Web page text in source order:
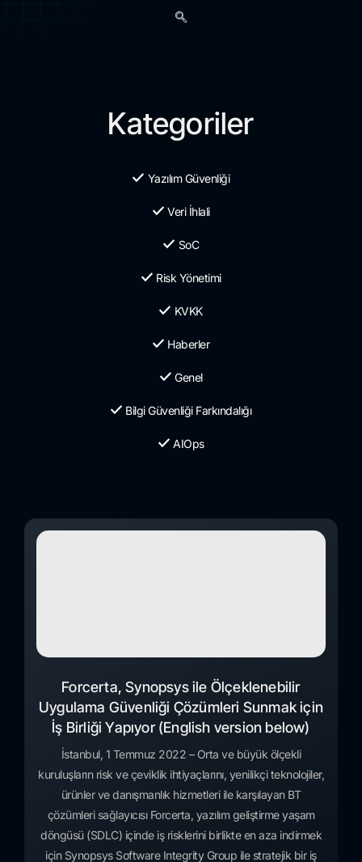
Kategoriler
Yazılım Güvenliği
Veri İhlali
SoC
Risk Yönetimi
KVKK
Haberler
Genel
Bilgi Güvenliği Farkındalığı
AIOps
Forcerta, Synopsys ile Ölçeklenebilir
Uygulama Güvenliği Çözümleri Sunmak için
İş Birliği Yapıyor (English version below)
İstanbul, 1 Temmuz 2022 – Orta ve büyük ölçekli
kuruluşların risk ve çeviklik ihtiyaçlarını, yenilikçi teknolojiler,
ürünler ve danışmanlık hizmetleri ile karşılayan BT
çözümleri sağlayıcısı Forcerta, yazılım geliştirme yaşam
döngüsü (SDLC) içinde iş risklerini birlikte en aza indirmek
için Synopsys Software Integrity Group ile stratejik bir iş